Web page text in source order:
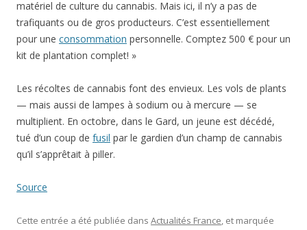
matériel de culture du cannabis. Mais ici, il n’y a pas de
trafiquants ou de gros producteurs. C’est essentiellement
pour une consommation personnelle. Comptez 500 € pour un
kit de plantation complet! »
Les récoltes de cannabis font des envieux. Les vols de plants
— mais aussi de lampes à sodium ou à mercure — se
multiplient. En octobre, dans le Gard, un jeune est décédé,
tué d’un coup de fusil par le gardien d’un champ de cannabis
qu’il s’apprêtait à piller.
Source
Cette entrée a été publiée dans Actualités France, et marquée